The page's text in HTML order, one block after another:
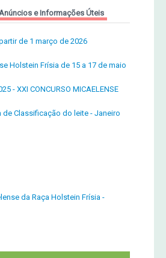
Anúncios e Informações Úteis
de 1 março de 2026
Holstein Frísia de 15 a 17 de maio
- XXI CONCURSO MICAELENSE
de Classificação do leite - Janeiro
da Raça Holstein Frísia -